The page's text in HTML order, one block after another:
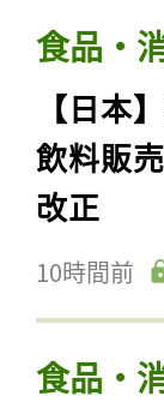
食品・
【日本
飲料販
改正
10時間前
食品・